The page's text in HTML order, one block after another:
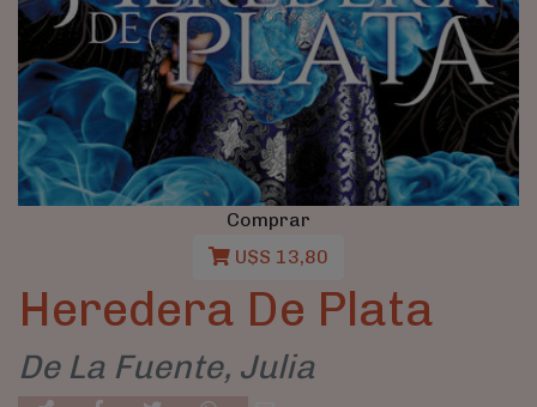
Comprar
U$S 13,80
Heredera De Plata
De La Fuente, Julia